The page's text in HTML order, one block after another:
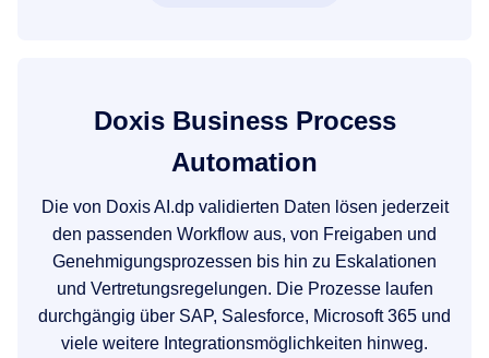
Doxis Business Process
Automation
Die von Doxis AI.dp validierten Daten lösen jederzeit
den passenden Workflow aus, von Freigaben und
Genehmigungsprozessen bis hin zu Eskalationen
und Vertretungsregelungen. Die Prozesse laufen
durchgängig über SAP, Salesforce, Microsoft 365 und
viele weitere Integrationsmöglichkeiten hinweg.